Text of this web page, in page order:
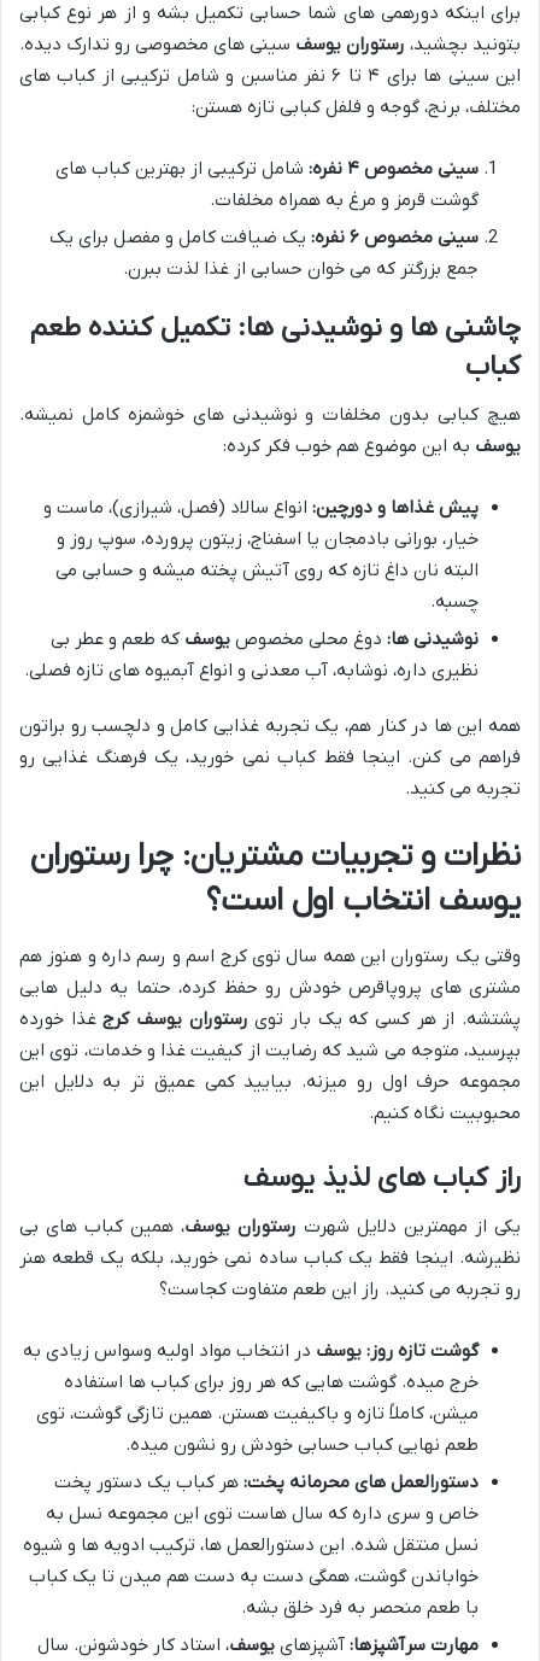
برای اینکه دورهمی های شما حسابی تکمیل بشه و از هر نوع کبابی
بتونید بچشید، رستوران یوسف سینی های مخصوصی رو تدارک دیده.
این سینی ها برای ۴ تا ۶ نفر مناسبن و شامل ترکیبی از کباب های
مختلف، برنج، گوجه و فلفل کبابی تازه هستن:
سینی مخصوص ۴ نفره:
شامل ترکیبی از بهترین کباب های
گوشت قرمز و مرغ به همراه مخلفات.
سینی مخصوص ۶ نفره:
یک ضیافت کامل و مفصل برای یک
جمع بزرگتر که می خوان حسابی از غذا لذت ببرن.
چاشنی ها و نوشیدنی ها: تکمیل کننده طعم
کباب
هیچ کبابی بدون مخلفات و نوشیدنی های خوشمزه کامل نمیشه.
یوسف به این موضوع هم خوب فکر کرده:
پیش غذاها و دورچین: انواع سالاد (فصل، شیرازی)، ماست و
خیار، بورانی بادمجان یا اسفناج، زیتون پرورده، سوپ روز و
البته نان داغ تازه که روی آتیش پخته میشه و حسابی می
چسبه.
نوشیدنی ها: دوغ محلی مخصوص یوسف که طعم و عطر بی
نظیری داره، نوشابه، آب معدنی و انواع آبمیوه های تازه فصلی.
همه این ها در کنار هم، یک تجربه غذایی کامل و دلچسب رو براتون
فراهم می کنن. اینجا فقط کباب نمی خورید، یک فرهنگ غذایی رو
تجربه می کنید.
نظرات و تجربیات مشتریان: چرا رستوران
یوسف انتخاب اول است؟
وقتی یک رستوران این همه سال توی کرج اسم و رسم داره و هنوز هم
مشتری های پروپاقرص خودش رو حفظ کرده، حتما یه دلیل هایی
پشتشه. از هر کسی که یک بار توی رستوران یوسف کرجغذا خورده
بپرسید، متوجه می شید که رضایت از کیفیت غذا و خدمات، توی این
مجموعه حرف اول رو میزنه. بیایید کمی عمیق تر به دلایل این
محبوبیت نگاه کنیم.
راز کباب های لذیذ یوسف
یکی از مهمترین دلایل شهرت رستوران یوسف، همین کباب های بی
نظیرشه. اینجا فقط یک کباب ساده نمی خورید، بلکه یک قطعه هنر
رو تجربه می کنید. راز این طعم متفاوت کجاست؟
گوشت تازه روز: یوسف در انتخاب مواد اولیه وسواس زیادی به
خرج میده. گوشت هایی که هر روز برای کباب ها استفاده
میشن، کاملاً تازه و باکیفیت هستن. همین تازگی گوشت، توی
طعم نهایی کباب حسابی خودش رو نشون میده.
دستورالعمل های محرمانه پخت: هر کباب یک دستور پخت
خاص و سری داره که سال هاست توی این مجموعه نسل به
نسل منتقل شده. این دستورالعمل ها، ترکیب ادویه ها و شیوه
خواباندن گوشت، همگی دست به دست هم میدن تا یک کباب
با طعم منحصر به فرد خلق بشه.
مهارت سرآشپزها: آشپزهای یوسف، استاد کار خودشونن. سال